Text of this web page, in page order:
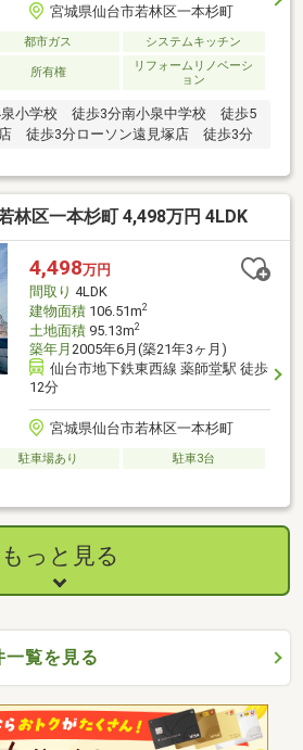
宮城県仙台市若林区一本杉町
都市ガス システムキッチン
所有権
リフォームリノベーシ
ョン
小学校 徒歩3分南小泉中学校 徒歩5
徒歩3分ローソン遠見塚店 徒歩3分
林区一本杉町 4,498万円 4LDK
4,498万円
間取り 4LDK
建物面積106.51m2
土地面積95.13m2
築年月 2005年6月(築21年3ヶ月)
仙台市地下鉄東西線 薬師堂駅 徒歩
12分
宮城県仙台市若林区一本杉町
駐車場あり
駐車3台
もっと見る
一覧を見る